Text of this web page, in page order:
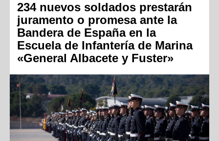
234 nuevos soldados prestarán
juramento o promesa ante la
Bandera de España en la
Escuela de Infantería de Marina
«General Albacete y Fuster»